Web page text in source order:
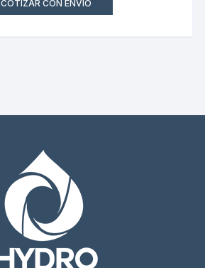
COTIZAR CON ENVÍO